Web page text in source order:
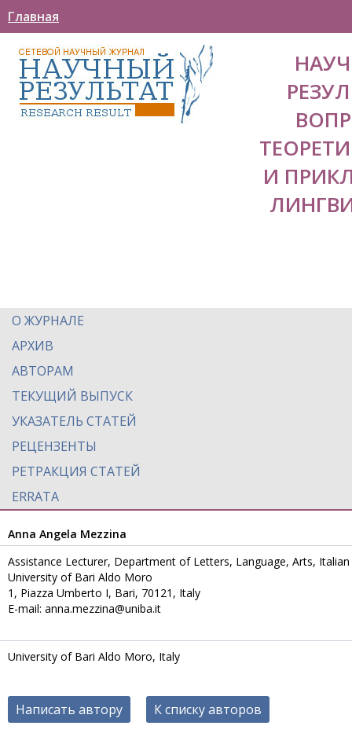
Главная
И
О ЖУРНАЛЕ
АРХИВ
АВТОРАМ
ТЕКУЩИЙ ВЫПУСК
УКАЗАТЕЛЬ СТАТЕЙ
РЕЦЕНЗЕНТЫ
РЕТРАКЦИЯ СТАТЕЙ
ERRATA
Anna Angela Mezzina
Assistance Lecturer, Department of Letters, Language, Arts,
University of Bari Aldo Moro
1, Piazza Umberto I, Bari, 70121, Italy
E-mail: anna.mezzina@uniba.it
University of Bari Aldo Moro, Italy
Написать автору К списку авторов